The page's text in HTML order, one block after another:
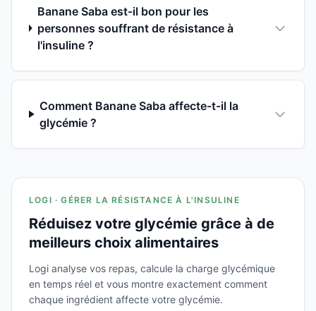
Banane Saba est-il bon pour les
personnes souffrant de résistance à
l'insuline ?
Comment Banane Saba affecte-t-il la
glycémie ?
LOGI · GÉRER LA RÉSISTANCE À L'INSULINE
Réduisez votre glycémie grâce à de
meilleurs choix alimentaires
Logi analyse vos repas, calcule la charge glycémique
en temps réel et vous montre exactement comment
chaque ingrédient affecte votre glycémie.